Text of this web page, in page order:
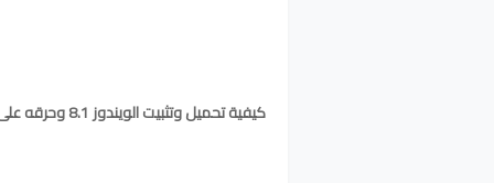
كيفية تحميل وتثبيت الويندوز 8.1 وحرقه على DVD